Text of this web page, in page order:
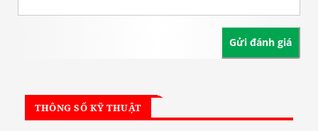
THÔNG SỐ KỸ THUẬT